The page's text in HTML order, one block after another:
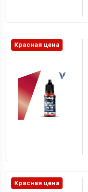
Красная цена
Красная цена